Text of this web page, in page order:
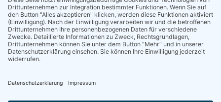
NEWSLETTER
Neuigkeiten rund um die Geriatrie und die DGG – regelmäßig in Ihrem
Postfach.